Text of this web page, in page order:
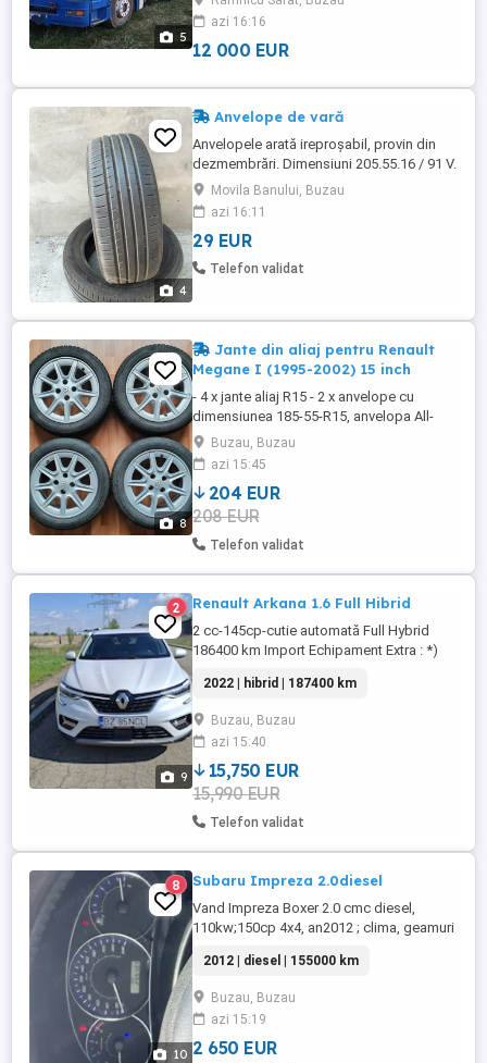
5
azi 16:16
12 000 EUR
4
Anvelope de vară
Anvelopele arată ireproșabil, provin din
dezmembrări. Dimensiuni 205.55.16 / 91 V.
Prețul nu este negociabil.
Movila Banului, Buzau
azi 16:11
29 EUR
Telefon validat
8
Jante din aliaj pentru Renault
Megane I (1995-2002) 15 inch
- 4 x jante aliaj R15 - 2 x anvelope cu
dimensiunea 185-55-R15, anvelopa All-
Season cu dimensiunile de profil dupa
cum se vad masurile în imagini,
anvelopele sunt într o stare foarte bună și
mai pot fi folosite 1 - 2 ani, cauciucurile au
ca data de productie decembrie 2022,
(5122) - DOT. Masurile din ...
Buzau, Buzau
azi 15:45
204 EUR
208 EUR
Telefon validat
9
2 Renault Arkana 1.6 Full Hibrid
2 cc-145cp-cutie automată Full Hybrid
186400 km Import Echipament Extra : *)
albă *) Jante aliaj ușor 18" *) Navigație
touchscreen *) Cameră marșarier +
senzori parcare față spate *) Cruise
control + limitator viteză *) Sistem keyless
*) Recunoaștere ...
2022 | hibrid | 187400 km
Buzau, Buzau
azi 15:40
15,750 EUR
15,990 EUR
Telefon validat
10
8 Subaru Impreza 2.0diesel
Vand Impreza Boxer 2.0 cmc diesel,
110kw;150cp 4x4, an2012 ; clima, geamuri
incalzite fata , comenzi pe volan, conputer
bord, tempomat, etc
2012 | diesel | 155000 km
Buzau, Buzau
azi 15:19
2 650 EUR